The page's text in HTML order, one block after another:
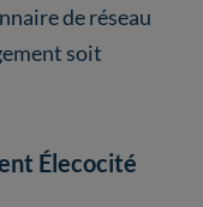
de réseau
soit
Élecocité